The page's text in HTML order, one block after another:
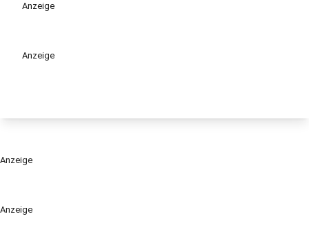
Anzeige
Anzeige
Anzeige
Anzeige